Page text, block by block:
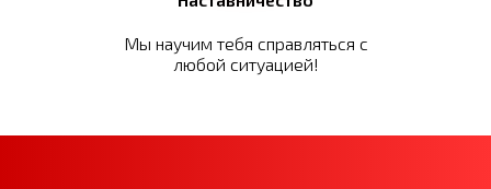
Мы научим тебя справляться с
любой ситуацией!